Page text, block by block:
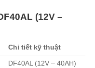
(12V –
Chi tiết kỹ thuật
DF40AL (12V – 40AH)